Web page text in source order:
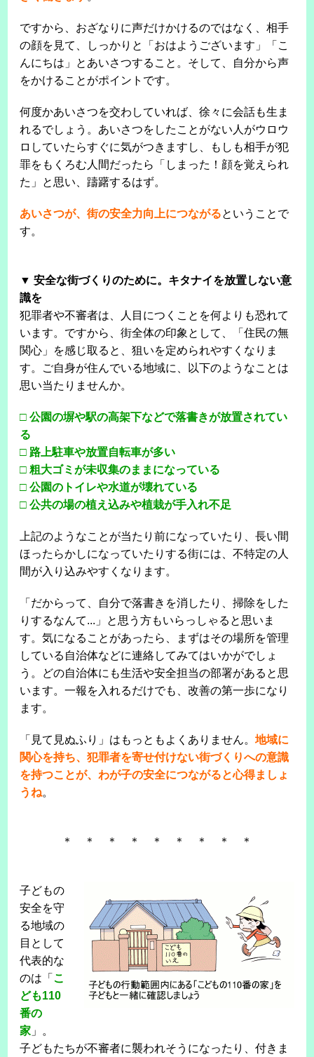
ですから、おざなりに声だけかけるのではなく、相手
の顔を見て、しっかりと「おはようございます」「こ
んにちは」とあいさつすること。そして、自分から声
をかけることがポイントです。
何度かあいさつを交わしていれば、徐々に会話も生ま
れるでしょう。あいさつをしたことがない人がウロウ
ロしていたらすぐに気がつきますし、もしも相手が犯
罪をもくろむ人間だったら「しまった！顔を覚えられ
た」と思い、躊躇するはず。
あいさつが、街の安全力向上につながるということで
す。
▼ 安全な街づくりのために。キタナイを放置しない意
識を
犯罪者や不審者は、人目につくことを何よりも恐れて
います。ですから、街全体の印象として、「住民の無
関心」を感じ取ると、狙いを定められやすくなりま
す。ご自身が住んでいる地域に、以下のようなことは
思い当たりませんか。
□ 公園の塀や駅の高架下などで落書きが放置されてい
る
□ 路上駐車や放置自転車が多い
□ 粗大ゴミが未収集のままになっている
□ 公園のトイレや水道が壊れている
□ 公共の場の植え込みや植栽が手入れ不足
上記のようなことが当たり前になっていたり、長い間
ほったらかしになっていたりする街には、不特定の人
間が入り込みやすくなります。
「だからって、自分で落書きを消したり、掃除をした
りするなんて...」と思う方もいらっしゃると思いま
す。気になることがあったら、まずはその場所を管理
している自治体などに連絡してみてはいかがでしょ
う。どの自治体にも生活や安全担当の部署があると思
います。一報を入れるだけでも、改善の第一歩になり
ます。
「見て見ぬふり」はもっともよくありません。地域に
関心を持ち、犯罪者を寄せ付けない街づくりへの意識
を持つことが、わが子の安全につながると心得ましょ
うね。
＊ ＊ ＊ ＊ ＊ ＊ ＊ ＊ ＊
子どもの
安全を守
る地域の
目として
代表的な
のは「 こ
ども110
番の
家 」。
子どもたちが不審者に襲われそうになったり、付きま